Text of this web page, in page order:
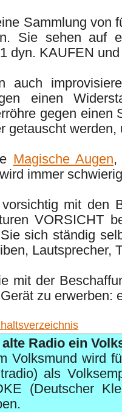
Sammlung von
Sie sehen auf
dyn. KAUFEN
auch
einen
gegen einen
getauscht werden,
Magische Augen,
immer
mit den
VORSICHT
sich ständig
Lautsprecher,
mit der
zu erwerben:
Radio ein
Volksmund wird
als
(Deutscher